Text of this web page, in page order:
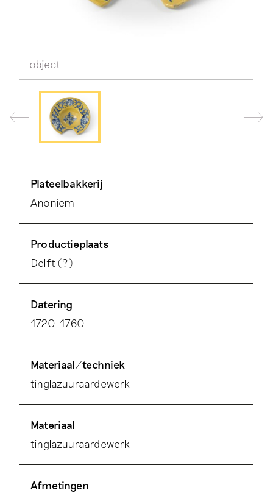
object
Plateelbakkerij
Anoniem
Productieplaats
Delft (?)
Datering
1720-1760
Materiaal/techniek
tinglazuuraardewerk
Materiaal
tinglazuuraardewerk
Afmetingen